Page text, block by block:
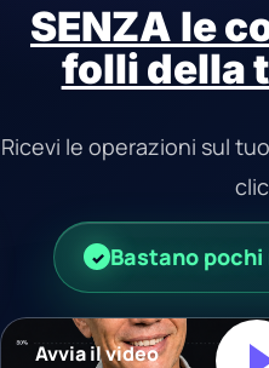
SENZA le
folli della
Ricevi le operazioni sul
Bastano
Avvia il video